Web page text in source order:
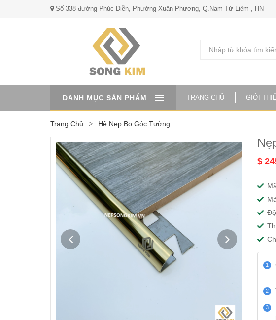
Số 338 đường Phúc Diễn, Phường Xuân Phương, Q.Nam Từ Liêm , HN
DANH MỤC SẢN PHẨM TRANG CHỦ GIỚI
Trang Chủ Hệ Nẹp Bo Góc Tường
$
1
2
3